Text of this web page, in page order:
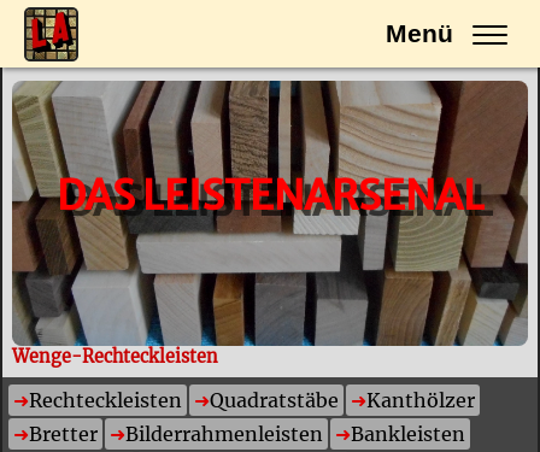
Menü
DAS LEISTENARSENAL
Wenge-Rechteckleisten
Rechteckleisten Quadratstäbe
Kanthölzer
Bretter
Bilderrahmenleisten
Bankleisten